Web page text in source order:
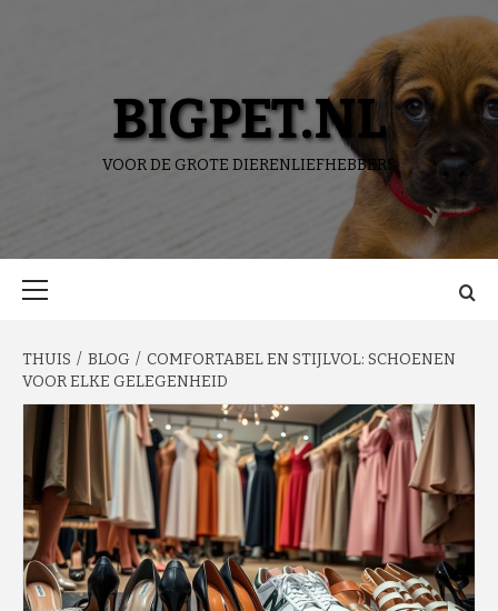
BIGPET.NL
VOOR DE GROTE DIERENLIEFHEBBERS
THUIS BLOG
COMFORTABEL EN STIJLVOL: SCHOENEN
VOOR ELKE GELEGENHEID